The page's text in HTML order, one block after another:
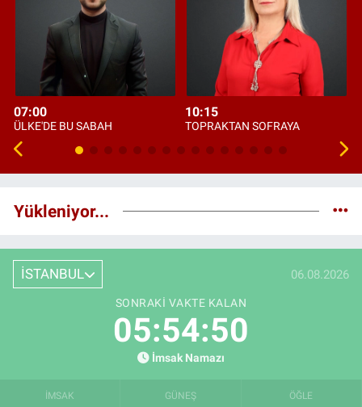
07:00
ÜLKE'DE BU SABAH
10:15
TOPRAKTAN SOFRAYA
Yükleniyor...
İSTANBUL 06.08.2026
SONRAKI VAKTE KALAN
05:54:49
İmsak Namazı
İMSAK GÜNEŞ ÖĞLE